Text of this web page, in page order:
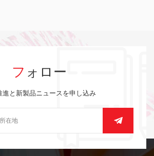
フォロー
進と新製品ニュースを申し込み